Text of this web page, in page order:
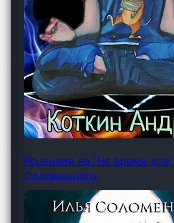
Рецензия на `Не время для
Соломенного